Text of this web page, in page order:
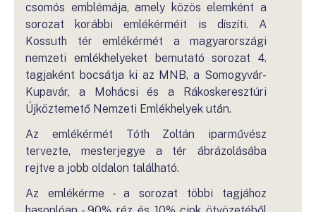
csomós emblémája, amely közös elemként a
sorozat korábbi emlékérméit is díszíti. A
Kossuth tér emlékérmét a magyarországi
nemzeti emlékhelyeket bemutató sorozat 4.
tagjaként bocsátja ki az MNB, a Somogyvár-
Kupavár, a Mohácsi és a Rákoskeresztúri
Újköztemető Nemzeti Emlékhelyek után.
Az emlékérmét Tóth Zoltán iparművész
tervezte, mesterjegye a tér ábrázolásába
rejtve a jobb oldalon található.
Az emlékérme - a sorozat többi tagjához